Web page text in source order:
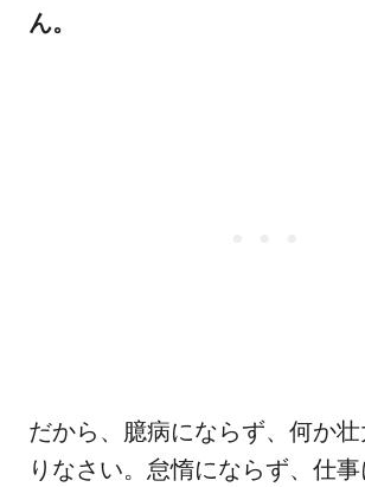
ん。
だから、臆病にならず、何か
りなさい。怠惰にならず、仕